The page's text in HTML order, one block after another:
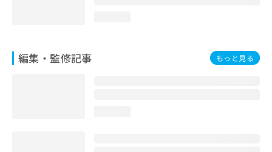
編集・監修記事 もっと見る